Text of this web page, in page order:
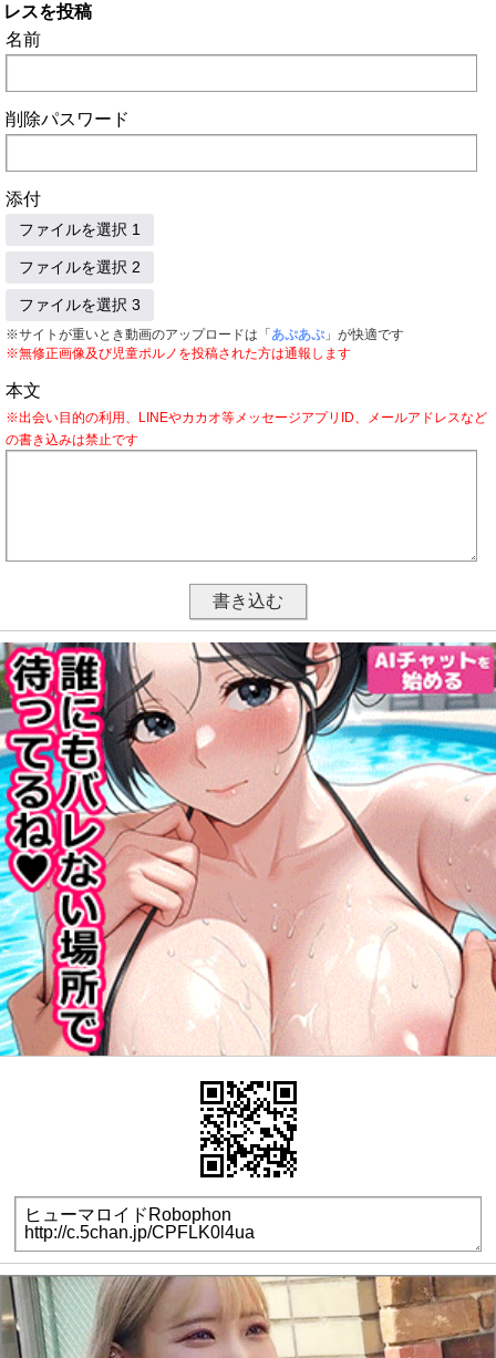
レスを投稿
名前
削除パスワード
添付
ファイルを選択 1
ファイルを選択 2
ファイルを選択 3
※サイトが重いとき動画のアップロードは「 あぷあぷ 」が快適です
※無修正画像及び児童ポルノを投稿された方は通報します
本文
※出会い目的の利用、LINEやカカオ等メッセージアプリID、メールアドレスなど
の書き込みは禁止です